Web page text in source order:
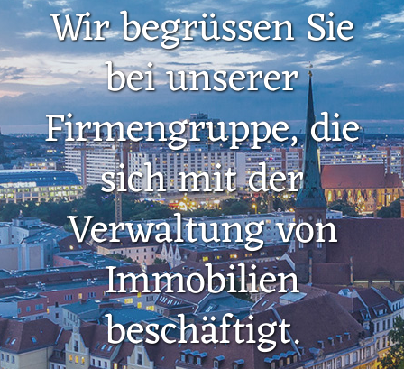
Wir begrüssen Sie
bei unserer
Firmengruppe, die
sich mit der
Verwaltung von
Immobilien
beschäftigt.